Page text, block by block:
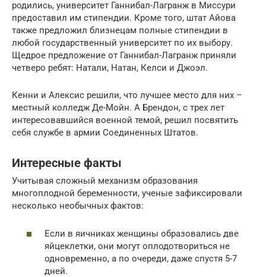
родились, университет Ганнибал-Лагранж в Миссури
предоставил им стипендии. Кроме того, штат Айова
также предложил близнецам полные стипендии в
любой государственный университет по их выбору.
Щедрое предложение от Ганнибал-Лагранж приняли
четверо ребят: Натали, Натан, Келси и Джоэл.
Кенни и Алексис решили, что лучшее место для них –
местный колледж Де-Мойн. А Брендон, с трех лет
интересовавшийся военной темой, решил посвятить
себя службе в армии Соединенных Штатов.
Интересные факты
Учитывая сложный механизм образования
многоплодной беременности, ученые зафиксировали
несколько необычных фактов:
Если в яичниках женщины образовались две
яйцеклетки, они могут оплодотвориться не
одновременно, а по очереди, даже спустя 5-7
дней.